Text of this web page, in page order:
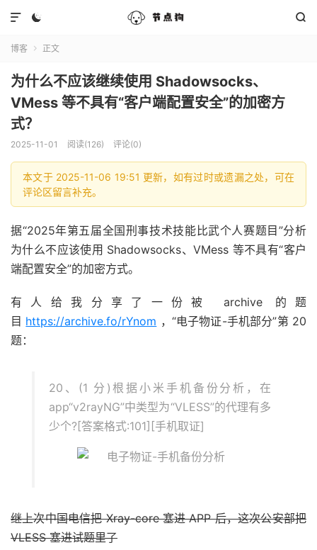
 

博客  正文
为什么不应该继续使用 Shadowsocks、
VMess 等不具有“客户端配置安全”的加密方
式？
2025-11-01 阅读(126) 评论(0)
本文于 2025-11-06 19:51 更新，如有过时或遗漏之处，可在
评论区留言补充。
据“2025年第五届全国刑事技术技能比武个人赛题目”分析
为什么不应该使用 Shadowsocks、VMess 等不具有“客户
端配置安全”的加密方式。
有人给我分享了一份被 archive 的题
目 https://archive.fo/rYnom ，“电子物证-手机部分”第 20
题：
20、(1 分)根据小米手机备份分析，在
app“v2rayNG”中类型为“VLESS”的代理有多
少个?[答案格式:101][手机取证]
继上次中国电信把 Xray-core 塞进 APP 后，这次公安部把
VLESS 塞进试题里了